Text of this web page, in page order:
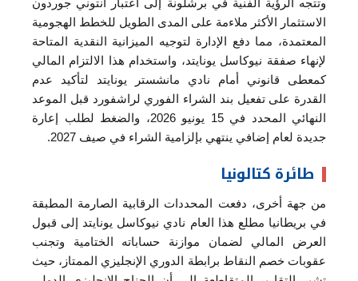
الاستثمار الأكثر ملاءمة على المدى الطويل للخطط الهجومية
المعتمدة، مما دفع الإدارة لتوجيه الميزانية النقدية المتاحة
لإنهاء صفقة نيوكاسل يونايتد، واستخدام هذا الالتزام المالي
كمعطى قانوني أمام نادي مانشستر يونايتد لتأكيد عدم
القدرة على تفعيل بند الشراء الفوري لراشفورد قبل الموعد
النهائي المحدد في 15 يونيو 2026، والضغط لطلب إعارة
جديدة لعام إضافي ينتهي بإلزامية الشراء في صيف 2027.
طائرة كتالونيا
من جهة أخرى، دفعت المحددات الرقابية الصارمة المطبقة
في بريطانيا مطلع هذا العام نادي نيوكاسل يونايتد إلى قبول
العرض المالي لضمان موازنة حساباته الختامية وتجنب
عقوبات خصم النقاط برابطة الدوري الإنجليزي الممتاز، حيث